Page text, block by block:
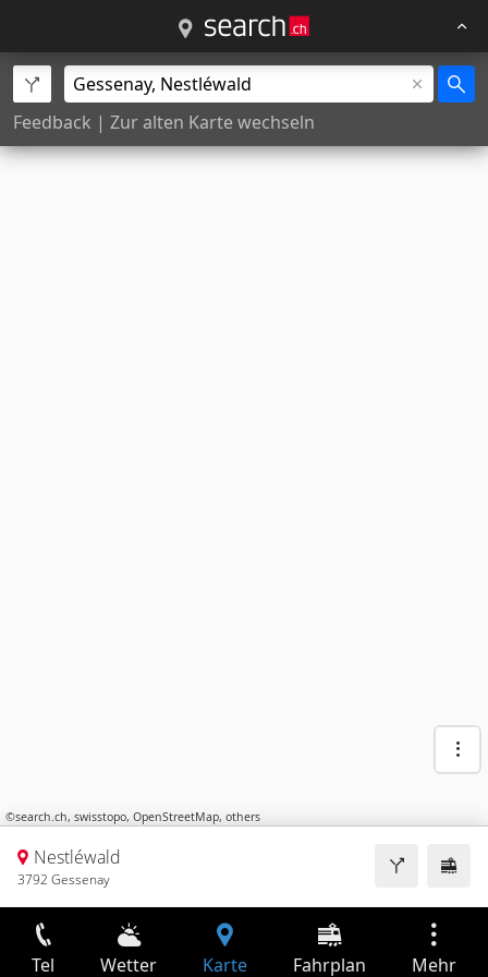
Feedback | Zur alten Karte wechseln
©search.ch, swisstopo, OpenStreetMap, others
Nestléwald
3792 Gessenay
Tel Wetter Karte Fahrplan Mehr